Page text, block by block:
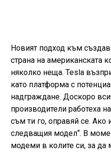
Новият подход към
страна на американската
няколко неща. Tesla
като платформа с
надграждане. Доскоро
производители работеха
съм ти го, оправяй се. Ако
следващия модел“. В
модеми в колите си, за да